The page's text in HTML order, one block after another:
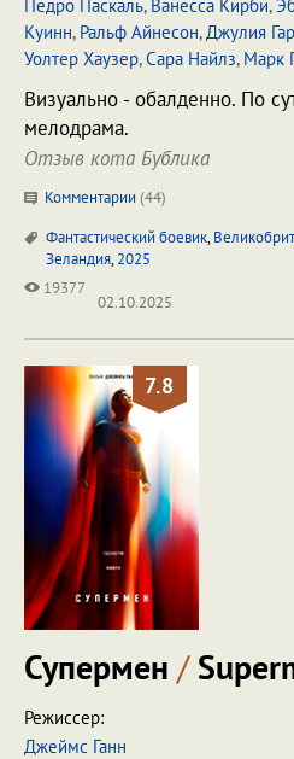
Педро Паскаль, Ванесса Кирби,
Куинн, Ральф Айнесон,Джулия
Уолтер Хаузер,Сара Найлз, Марк
Визуально - обалденно. По
мелодрама.
Отзыв кота Бублика
Комментарии (44)
Фантастический боевик,
Зеландия,2025
19377
02.10.2025
7.8
Супермен /
Режиссер:
Джеймс Ганн